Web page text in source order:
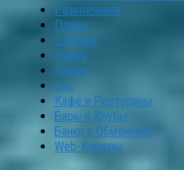
Развлечения
Пляжи
Шоппинг
Рынки
Карты
Еда
Кафе и Рестораны
Бары и Клубы
Банки и Обменники
Web-Камеры